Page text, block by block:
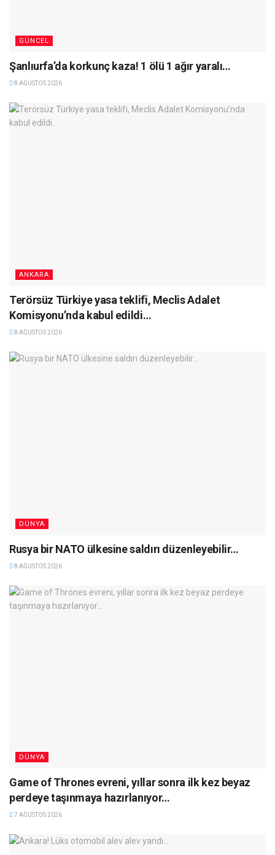
GÜNCEL
Şanlıurfa’da korkunç kaza! 1 ölü 1 ağır yaralı…
8 AĞUSTOS 2026
ANKARA
Terörsüz Türkiye yasa teklifi, Meclis Adalet
Komisyonu’nda kabul edildi…
8 AĞUSTOS 2026
DÜNYA
Rusya bir NATO ülkesine saldırı düzenleyebilir…
8 AĞUSTOS 2026
DÜNYA
Game of Thrones evreni, yıllar sonra ilk kez beyaz
perdeye taşınmaya hazırlanıyor…
7 AĞUSTOS 2026